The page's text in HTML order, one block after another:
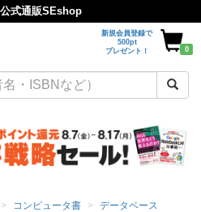
式通販SEshop
新規会員登録で
500pt
プレゼント！
0
コンピュータ書 データベース